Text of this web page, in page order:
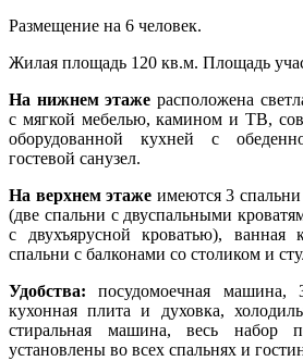
Размещение на 6 человек.
Жилая площадь 120 кв.м. Площадь
На нижнем этаже расположена
с мягкой мебелью, камином и ТВ,
оборудованной кухней с
гостевой санузел.
На верхнем этаже имеются 3
(две спальни с двуспальными
с двухъярусной кроватью),
спальни с балконами со столиком и
Удобства: посудомоечная
кухонная плита и духовка,
стиральная машина, весь набор
установлены во всех спальнях и